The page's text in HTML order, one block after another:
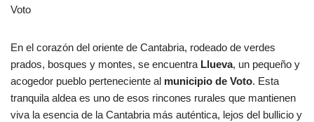
Voto
En el corazón del oriente de Cantabria, rodeado de verdes
prados, bosques y montes, se encuentra Llueva, un pequeño y
acogedor pueblo perteneciente al municipio de Voto. Esta
tranquila aldea es uno de esos rincones rurales que mantienen
viva la esencia de la Cantabria más auténtica, lejos del bullicio y